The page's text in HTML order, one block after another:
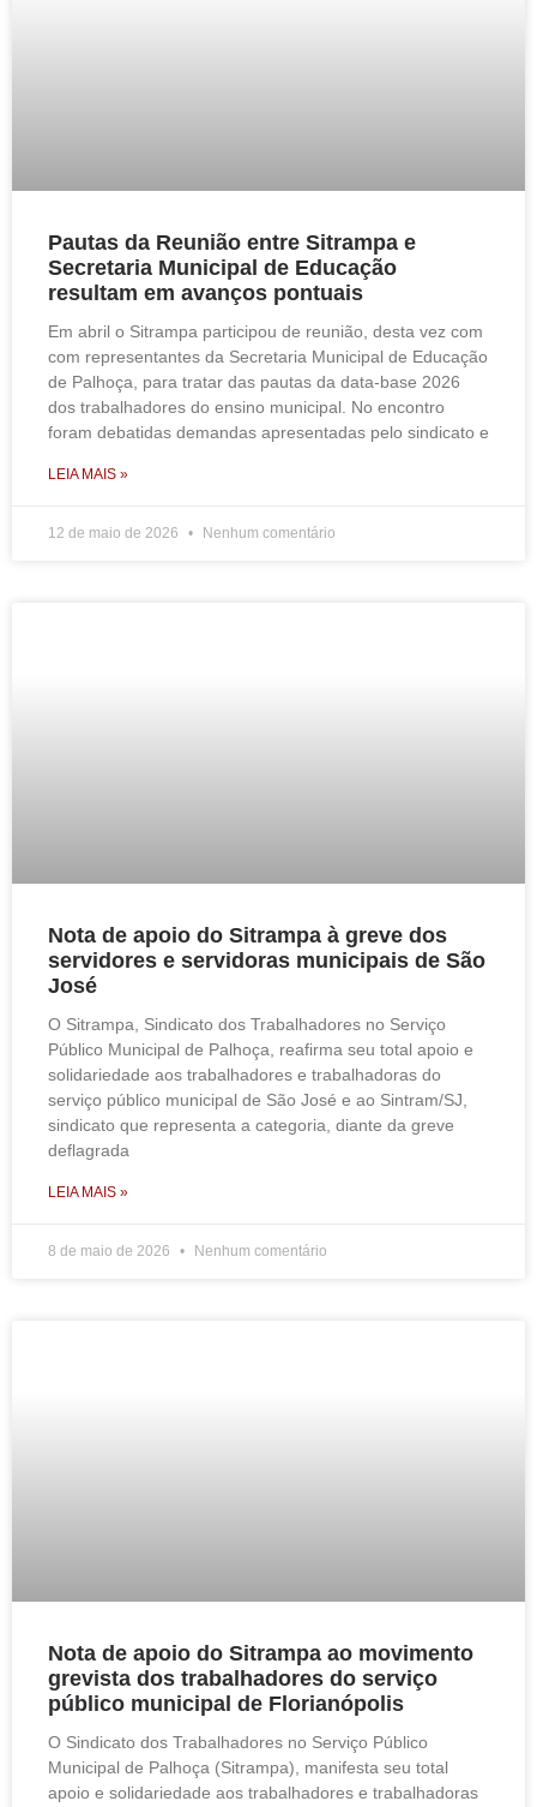
Pautas da Reunião entre Sitrampa e
Secretaria Municipal de Educação
resultam em avanços pontuais
Em abril o Sitrampa participou de reunião, desta vez com
com representantes da Secretaria Municipal de Educação
de Palhoça, para tratar das pautas da data-base 2026
dos trabalhadores do ensino municipal. No encontro
foram debatidas demandas apresentadas pelo sindicato e
LEIA MAIS »
12 de maio de 2026 Nenhum comentário
Nota de apoio do Sitrampa à greve dos
servidores e servidoras municipais de São
José
O Sitrampa, Sindicato dos Trabalhadores no Serviço
Público Municipal de Palhoça, reafirma seu total apoio e
solidariedade aos trabalhadores e trabalhadoras do
serviço público municipal de São José e ao Sintram/SJ,
sindicato que representa a categoria, diante da greve
deflagrada
LEIA MAIS »
8 de maio de 2026 Nenhum comentário
Nota de apoio do Sitrampa ao movimento
grevista dos trabalhadores do serviço
público municipal de Florianópolis
O Sindicato dos Trabalhadores no Serviço Público
Municipal de Palhoça (Sitrampa), manifesta seu total
apoio e solidariedade aos trabalhadores e trabalhadoras